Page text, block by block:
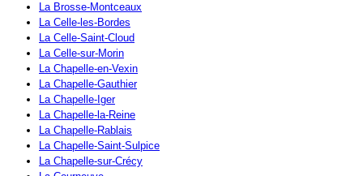
La Brosse-Montceaux
La Celle-les-Bordes
La Celle-Saint-Cloud
La Celle-sur-Morin
La Chapelle-en-Vexin
La Chapelle-Gauthier
La Chapelle-Iger
La Chapelle-la-Reine
La Chapelle-Rablais
La Chapelle-Saint-Sulpice
La Chapelle-sur-Crécy